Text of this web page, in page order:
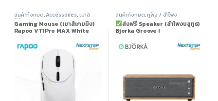
สินค้าทั้งหมด,Accessories,เมาส์
(Mouse)
Gaming Mouse (เมาส์เกมมิ่ง)
Rapoo VT1Pro MAX White
Wired/Wireless
สินค้าทั้งหมด,หูฟัง / ลำโพง
ส่งฟรี Speaker (ลำโพงบลูทูธ)
Bjorka Groove I